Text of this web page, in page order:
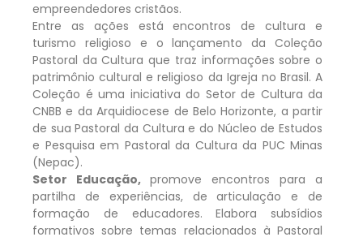
empreendedores cristãos.
Entre as ações está encontros de cultura e
turismo religioso e o lançamento da Coleção
Pastoral da Cultura que traz informações sobre o
patrimônio cultural e religioso da Igreja no Brasil. A
Coleção é uma iniciativa do Setor de Cultura da
CNBB e da Arquidiocese de Belo Horizonte, a partir
de sua Pastoral da Cultura e do Núcleo de Estudos
e Pesquisa em Pastoral da Cultura da PUC Minas
(Nepac).
Setor Educação, promove encontros para a
partilha de experiências, de articulação e de
formação de educadores. Elabora subsídios
formativos sobre temas relacionados à Pastoral